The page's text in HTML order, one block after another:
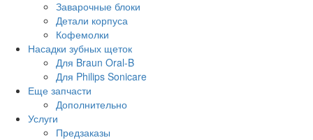
Заварочные блоки
Детали корпуса
Кофемолки
Насадки зубных щеток
Для Braun Oral-B
Для Philips Sonicare
Еще запчасти
Дополнительно
Услуги
Предзаказы